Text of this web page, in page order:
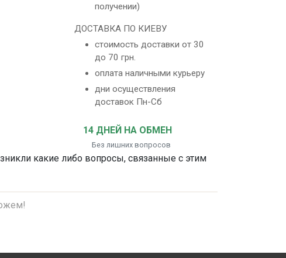
получении)
ДОСТАВКА ПО КИЕВУ
стоимость доставки от 30
до 70 грн.
оплата наличными курьеру
дни осуществления
доставок Пн-Сб
14 ДНЕЙ НА ОБМЕН
Без лишних вопросов
какие либо вопросы, связанные с этим